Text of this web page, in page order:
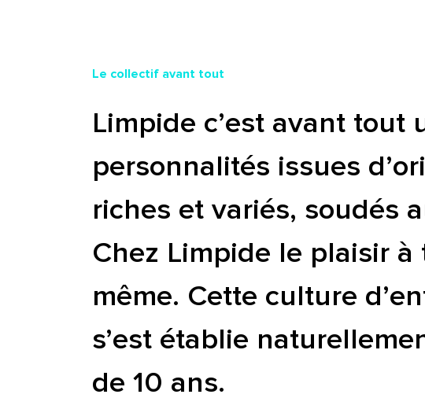
Le collectif avant tout
Limpide c’est avant
personnalités issues
riches et variés, soudés
Chez Limpide le plaisir
même. Cette culture
s’est établie
de 10 ans.